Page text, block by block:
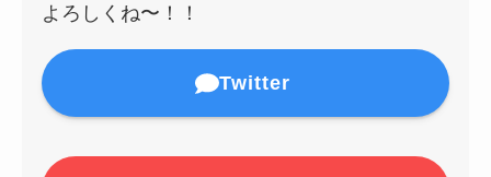
よろしくね〜！！
Twitter